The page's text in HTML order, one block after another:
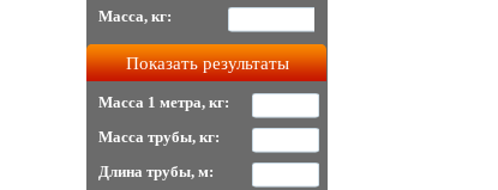
Масса, кг:
Масса 1 метра, кг:
Масса трубы, кг:
Длина трубы, м: